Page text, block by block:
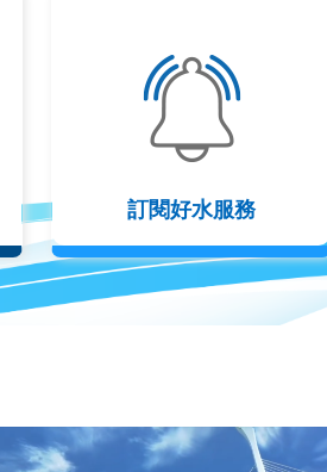
訂閱好水服務